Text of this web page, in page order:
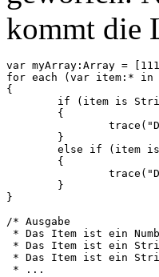
kommt die
var myArray:Array =
for each (var item:* in
{
}
/* Ausgabe
* Das Item ist ein
* Das Item ist ein
* Das Item ist ein
* ...